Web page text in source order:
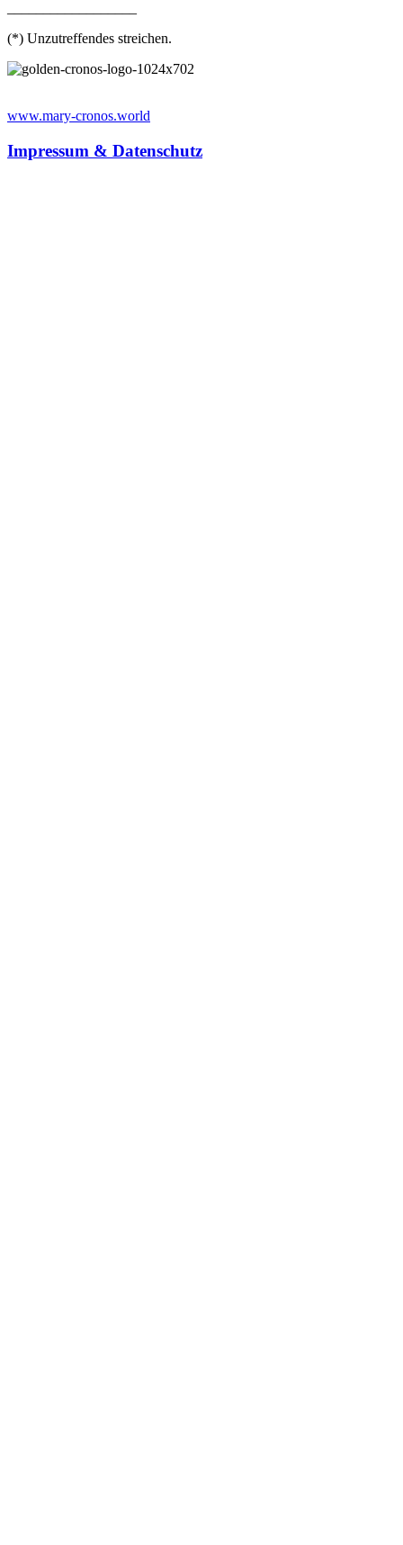
(*) Unzutreffendes streichen.
www.mary-cronos.world
Impressum & Datenschutz